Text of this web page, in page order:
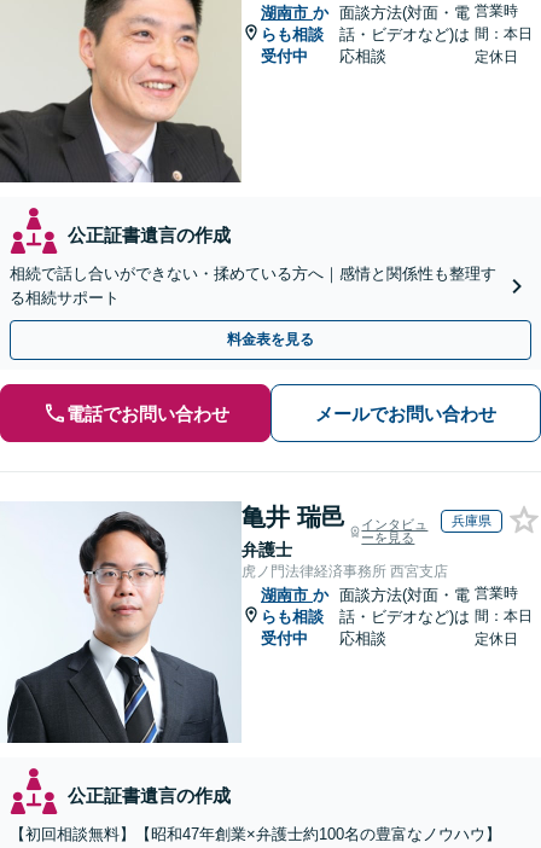
湖南市 か
らも相談
受付中
面談方法(対面・電
話・ビデオなど)は
応相談
営業時
間：本日
定休日
公正証書遺言の作成
相続で話し合いができない・揉めている方へ｜感情と関係性も整理す
る相続サポート
料金表を見る
電話でお問い合わせ メールでお問い合わせ
亀井 瑞邑
弁護士
インタビュ
ーを見る
兵庫県
虎ノ門法律経済事務所 西宮支店
湖南市 か
らも相談
受付中
面談方法(対面・電
話・ビデオなど)は
応相談
営業時
間：本日
定休日
公正証書遺言の作成
【初回相談無料】【昭和47年創業×弁護士約100名の豊富なノウハウ】